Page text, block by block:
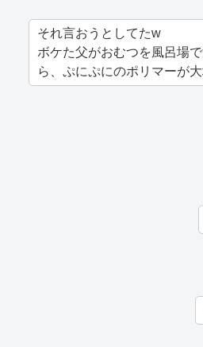
それ言おうとしてたw
ボケた父がおむつを風呂場
ら、ぷにぷにのポリマーが